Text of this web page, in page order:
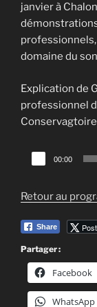
janvier à
domaine du
Explication de
professionnel
Lecteur
audio
00:00
Retour au
Share Post
Partager :
Facebook
WhatsApp